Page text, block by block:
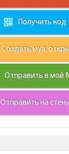
Получить код
Создать муз.
Отправить в мой
Отправить на